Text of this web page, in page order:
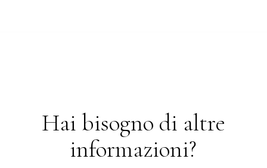
Hai bisogno di altre
informazioni?